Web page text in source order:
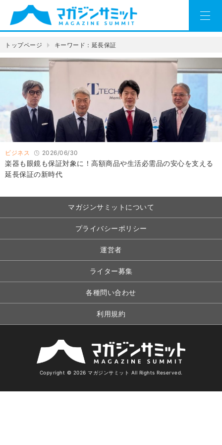
トップページ キーワード：延長保証
ビジネス 2026/06/30
楽器も眼鏡も保証対象に！高額商品や生活必需品の安心を支える
延長保証の新時代
マガジンサミットについて
プライバシーポリシー
運営者
ライター募集
各種問い合わせ
利用規約
Copyright © 2026 マガジンサミット All Rights Reserved.